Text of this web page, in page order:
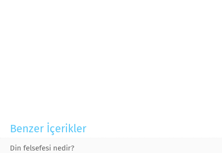
Benzer İçerikler
Din felsefesi nedir?